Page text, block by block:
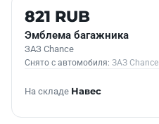
КОНТРАКТНАЯ
821 RUB
Эмблема багажника
ЗАЗ Chance
Снято с автомобиля: ЗАЗ Chance
На складе Навес